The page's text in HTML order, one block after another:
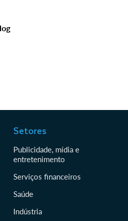
Setores
Publicidade, mídia e
entretenimento
Serviços financeiros
Saúde
Indústria